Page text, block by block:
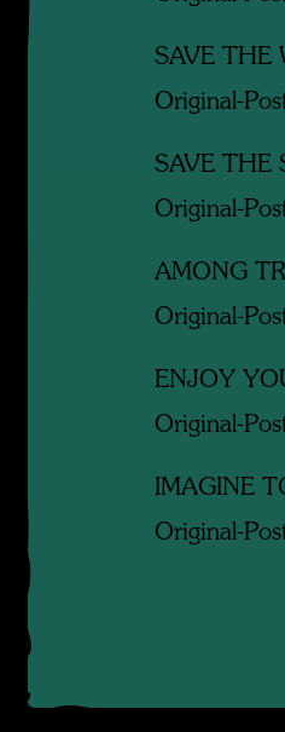
SAVE THE
Original-
SAVE THE
Original-
AMONG
Original-
ENJOY
Original-
IMAGINE
Original-